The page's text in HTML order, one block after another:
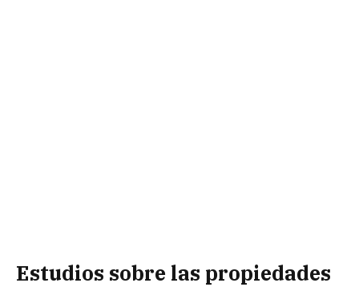
Estudios sobre las propiedades